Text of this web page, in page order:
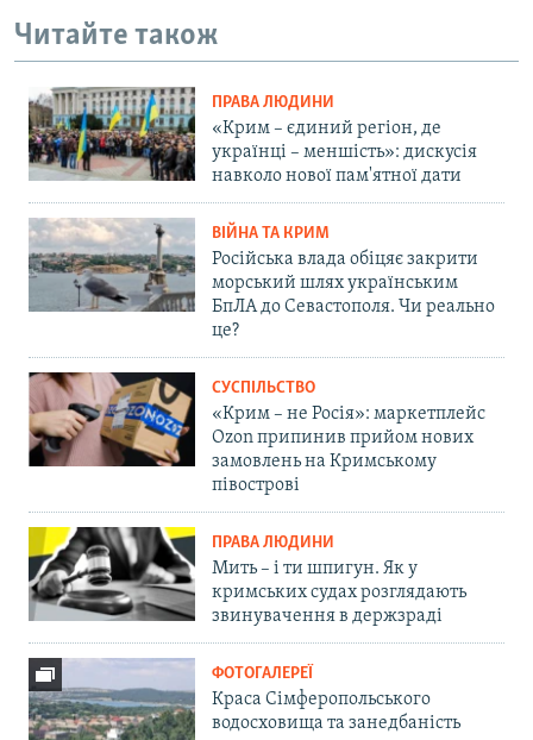
Читайте також
ПРАВА ЛЮДИНИ
«Крим – єдиний регіон, де
українці – меншість»: дискусія
навколо нової пам'ятної дати
ВІЙНА ТА КРИМ
Російська влада обіцяє закрити
морський шлях українським
БпЛА до Севастополя. Чи реально
це?
СУСПІЛЬСТВО
«Крим – не Росія»: маркетплейс
Ozon припинив прийом нових
замовлень на Кримському
півострові
ПРАВА ЛЮДИНИ
Мить – і ти шпигун. Як у
кримських судах розглядають
звинувачення в держзраді
ФОТОГАЛЕРЕЇ
Краса Сімферопольського
водосховища та занедбаність